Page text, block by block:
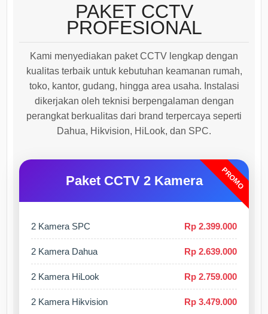
PAKET CCTV
PROFESIONAL
Kami menyediakan paket CCTV lengkap dengan
kualitas terbaik untuk kebutuhan keamanan rumah,
toko, kantor, gudang, hingga area usaha. Instalasi
dikerjakan oleh teknisi berpengalaman dengan
perangkat berkualitas dari brand terpercaya seperti
Dahua, Hikvision, HiLook, dan SPC.
PROMO
Paket CCTV 2 Kamera
2 Kamera SPC Rp 2.399.000
2 Kamera Dahua Rp 2.639.000
2 Kamera HiLook Rp 2.759.000
2 Kamera Hikvision Rp 3.479.000